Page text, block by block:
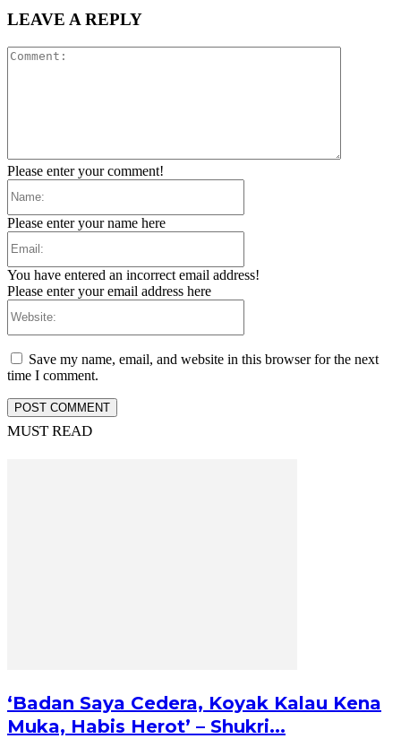
LEAVE A REPLY
Please enter your comment!
Please enter your name here
You have entered an incorrect email address!
Please enter your email address here
Save my name, email, and website in this browser for the next
time I comment.
MUST READ
‘Badan Saya Cedera, Koyak Kalau Kena
Muka, Habis Herot’ – Shukri...